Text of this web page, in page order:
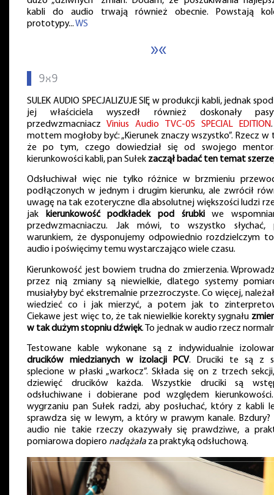
kabli do audio trwają również obecnie. Powstają
prototypy...WS
»«
9x9
SULEK AUDIO SPECJALIZUJE SIĘ w produkcji kabli, jednak
jej właściciela wyszedł również doskonały
przedwzmacniaczVinius Audio TVC-05 SPECIAL EDITION
mottem mogłoby być: „Kierunek znaczy wszystko”. Rzecz w
że po tym, czego dowiedział się od swojego
kierunkowości kabli, pan Sułek zaczął badać ten temat
Odsłuchiwał więc nie tylko różnice w brzmieniu
podłączonych w jednym i drugim kierunku, ale zwrócił
uwagę na tak ezoteryczne dla absolutnej większości ludzi
jak
kierunkowość podkładek pod śrubkiwe
przedwzmacniaczu. Jak mówi, to wszystko słychać,
warunkiem, że dysponujemy odpowiednio rozdzielczym
audio i poświęcimy temu wystarczająco wiele czasu.
Kierunkowość jest bowiem trudna do zmierzenia.
przez nią zmiany są niewielkie, dlatego systemy
musiałyby być ekstremalnie przezroczyste. Co więcej,
wiedzieć co i jak mierzyć, a potem jak to
Ciekawe jest więc to, że tak niewielkie korekty sygnału
w tak dużym stopniu dźwięk. To jednak w audio rzecz
Testowane kable wykonane są z indywidualnie
drucików miedzianych w izolacji PCV. Druciki te są z
splecione w płaski „warkocz”. Składa się on z trzech
dziewięć drucików każda. Wszystkie druciki są
odsłuchiwane i dobierane pod względem
wygrzaniu pan Sułek radzi, aby posłuchać, który z kabli
sprawdza się w lewym, a który w prawym kanale. Bzdury?
audio nie takie rzeczy okazywały się prawdziwe, a
pomiarowa dopiero nadążała za praktyką odsłuchową.